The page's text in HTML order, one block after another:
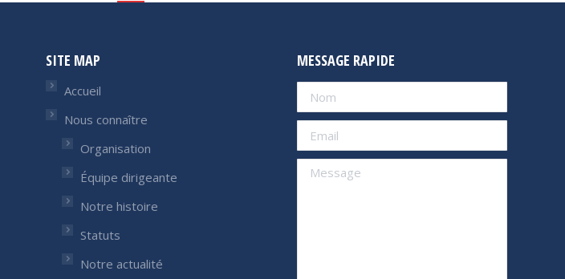
SITE MAP
Accueil
Nous connaître
Organisation
Équipe dirigeante
Notre histoire
Statuts
Notre actualité
MESSAGE RAPIDE